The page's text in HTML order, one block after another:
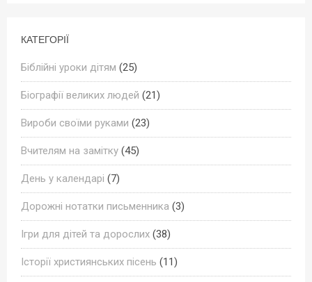
КАТЕГОРІЇ
Біблійні уроки дітям (25)
Біографії великих людей (21)
Вироби своїми руками (23)
Вчителям на замітку (45)
День у календарі (7)
Дорожні нотатки письменника (3)
Ігри для дітей та дорослих (38)
Історії християнських пісень (11)